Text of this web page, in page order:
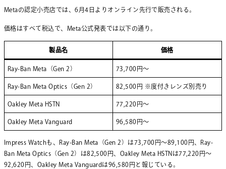
Metaの認定小売店では、6月4日よりオンライン先行で販売される。
価格はすべて税込で、Meta公式発表では以下の通り。
製品名 価格
Ray-Ban Meta（Gen 2） 73,700円～
Ray-Ban Meta Optics（Gen 2） 82,500円 ※度付きレンズ別売り
Oakley Meta HSTN 77,220円～
Oakley Meta Vanguard 96,580円～
Impress Watchも、Ray-Ban Meta（Gen 2）は73,700円～89,100円、Ray-
Ban Meta Optics（Gen 2）は82,500円、Oakley Meta HSTNは77,220円～
92,620円、Oakley Meta Vanguardは96,580円と報じている。